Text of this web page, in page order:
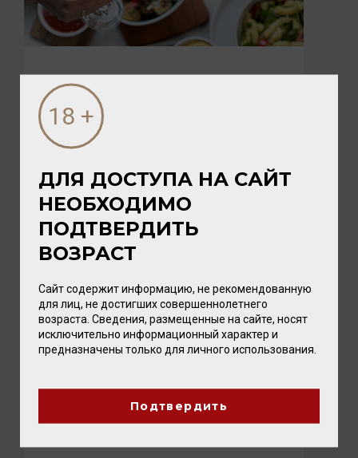
05 АВГУСТА 2026
ПИКНИК с vomFASS и Вайтнауэр-
Филипп
Лето — время, когда хочется замедлиться,
близкими. А чтобы это...
ДЛЯ ДОСТУПА НА САЙТ
НЕОБХОДИМО
ПОДТВЕРДИТЬ
ВОЗРАСТ
Сайт содержит информацию, не рекомендованную
для лиц, не достигших совершеннолетнего
возраста. Сведения, размещенные на сайте, носят
исключительно информационный характер и
предназначены только для личного использования.
Подтвердить